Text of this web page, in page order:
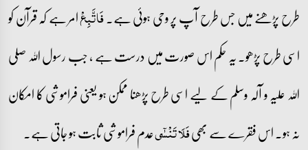
طرح پڑھنے میں جس طرح آپ پر وحی ہوئی ہے۔فَاتَّبِعۡامر ہے کہ قرآن کو
اسی طرح پڑھو۔ یہ حکم اس صورت میں درست ہے ، جب رسول اللہ صلی
اللہ علیہ و آلہ وسلم کے لیے اسی طرح پڑھنا ممکن ہو یعنی فراموشی کا امکان
نہ ہو۔ اس فقرے سے بھیفَلَا تَنۡسٰۤیعدم فراموشی ثابت ہو جاتی ہے۔